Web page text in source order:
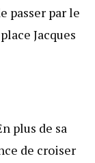
passer par le
Jacques
plus de sa
de croiser